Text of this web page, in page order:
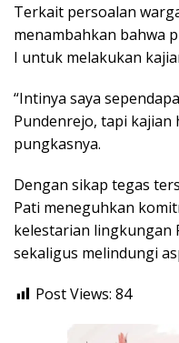
Terkait persoalan
menambahkan bahwa
I untuk melakukan
“Intinya saya
Pundenrejo, tapi kajian
pungkasnya.
Dengan sikap tegas
Pati meneguhkan
kelestarian lingkungan
sekaligus melindungi
Post Views: 84